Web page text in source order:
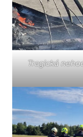
Tragická